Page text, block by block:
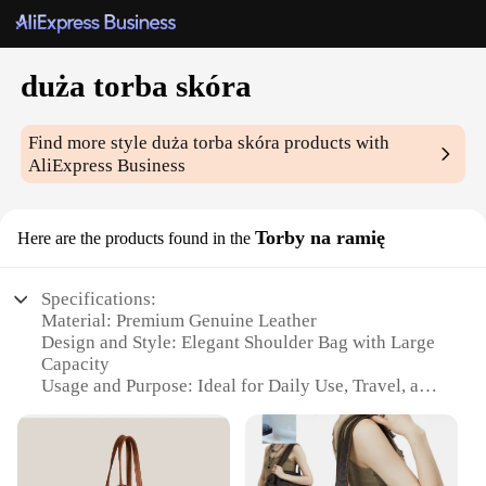
duża torba skóra
Find more styleduża torba skóra products with
AliExpress Business
Here are the products found in the Torby na ramię
Specifications:
Material: Premium Genuine Leather
Design and Style: Elegant Shoulder Bag with Large
Capacity
Usage and Purpose: Ideal for Daily Use, Travel, and
Shape or Size: Spacious and Compact with
Dimensions Tailored for Comfort
Performance and Property: Durable and Resilient to